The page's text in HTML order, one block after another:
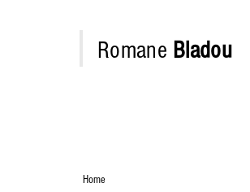
Romane Bladou
Home